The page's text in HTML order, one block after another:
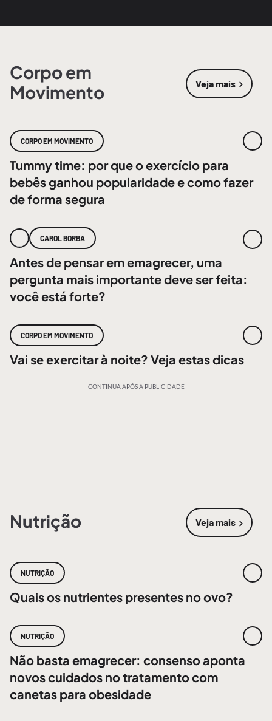
Corpo em
Movimento
Veja mais
sobre
CORPO EM MOVIMENTO
Tummy time: por que o exercício para
bebês ganhou popularidade e como fazer
de forma segura
CAROL BORBA
Antes de pensar em emagrecer, uma
pergunta mais importante deve ser feita:
você está forte?
CORPO EM MOVIMENTO
Vai se exercitar à noite? Veja estas dicas
CONTINUA APÓS A PUBLICIDADE
Nutrição Veja mais
sobre
NUTRIÇÃO
Quais os nutrientes presentes no ovo?
NUTRIÇÃO
Não basta emagrecer: consenso aponta
novos cuidados no tratamento com
canetas para obesidade